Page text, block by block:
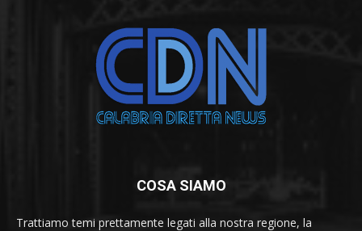
COSA SIAMO
Trattiamo temi prettamente legati alla nostra regione, la